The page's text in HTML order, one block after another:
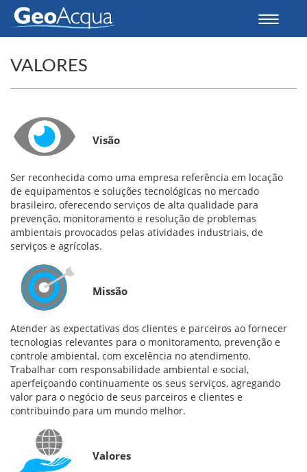
Toggle
VALORES
Visão
Ser reconhecida como uma empresa referência em locação
de equipamentos e soluções tecnológicas no mercado
brasileiro, oferecendo serviços de alta qualidade para
prevenção, monitoramento e resolução de problemas
ambientais provocados pelas atividades industriais, de
serviços e agrícolas.
Missão
Atender as expectativas dos clientes e parceiros ao fornecer
tecnologias relevantes para o monitoramento, prevenção e
controle ambiental, com excelência no atendimento.
Trabalhar com responsabilidade ambiental e social,
aperfeiçoando continuamente os seus serviços, agregando
valor para o negócio de seus parceiros e clientes e
contribuindo para um mundo melhor.
Valores